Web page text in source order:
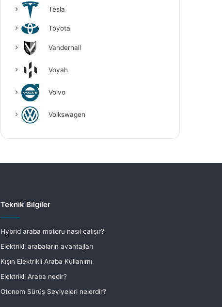
Tesla
Toyota
Vanderhall
Voyah
Volvo
Volkswagen
Teknik Bilgiler
Hybrid araba motoru nasıl çalışır?
Elektrikli arabaların avantajları
Kışın Elektrikli Araba Kullanımı
Elektrikli Araba nedir?
Otonom Sürüş Seviyeleri nelerdir?